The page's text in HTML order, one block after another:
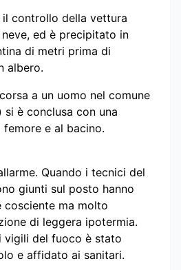
il controllo della vettura
ed è precipitato in
di metri prima di
albero.
a un uomo nel comune
si è conclusa con una
e al bacino.
Quando i tecnici del
giunti sul posto hanno
ma molto
di leggera ipotermia.
vigili del fuoco è stato
e affidato ai sanitari.